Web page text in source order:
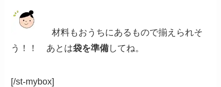
材料もおうちにあるもので揃えられそ
う！！ あとは袋を準備 してね。
[/st-mybox]